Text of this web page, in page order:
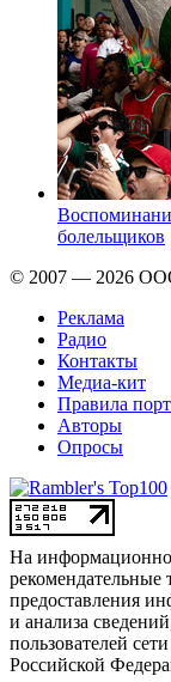
болельщиков
© 2007 — 2026
Реклама
Радио
Контакты
Медиа-кит
Правила
Авторы
Опросы
На
предоставления
и анализа
пользователей
Российской